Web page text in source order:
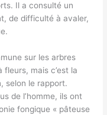
Il a consulté un
de difficulté à avaler,
sur les arbres
mais c’est la
selon le rapport.
de l’homme, ils ont
fongique « pâteuse